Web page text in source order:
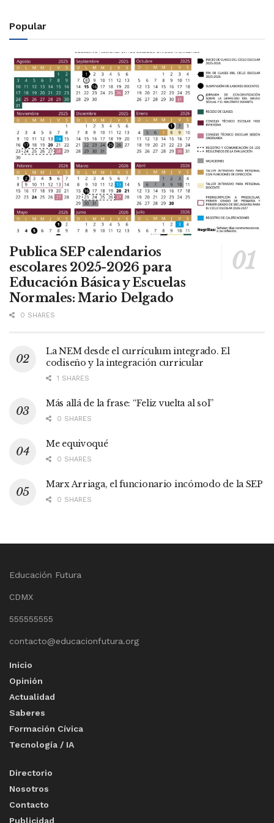
Popular
Publica SEP calendarios
escolares 2025-2026 para
Educación Básica y Escuelas
Normales: Mario Delgado
0 SHARES
La NEM desde el currículum integrado. El
codiseño y la integración curricular
1 SHARES
Más allá de la frase: “Feliz vuelta al sol”
0 SHARES
Me equivoqué
0 SHARES
Marx Arriaga, el funcionario incómodo de la SEP
0 SHARES
Educación Futura
CDMX
555555555
contacto@educacionfutura.org
Inicio
Opinión
Actualidad
Saberes
Formación Cívica
Tecnología / IA
Directorio
Nosotros
Contacto
Publicidad